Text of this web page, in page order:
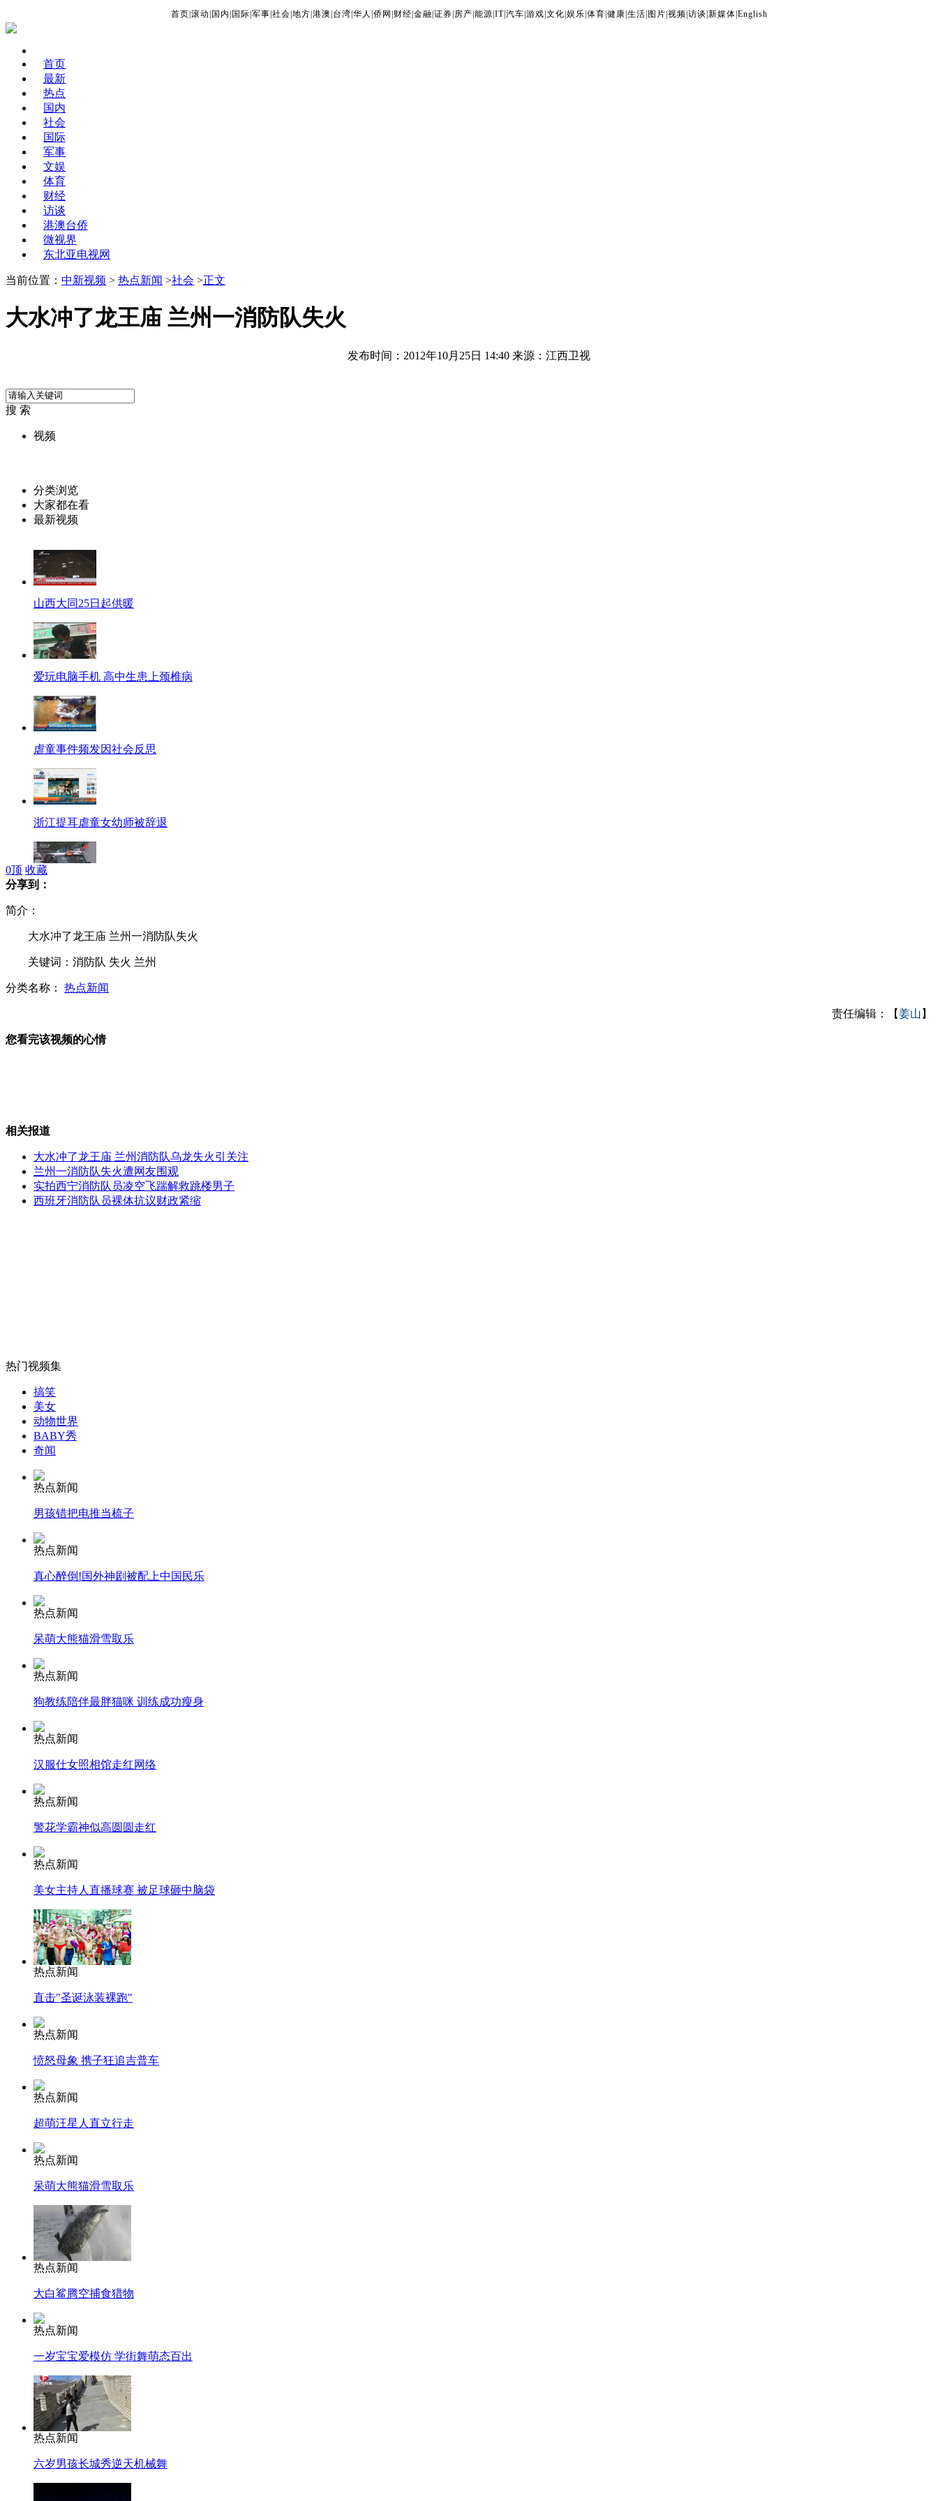
首页 滚动 国内 国际 军事 社会 地方 港澳 台湾 华人 侨网 财经 金融 证券 房产 能源 IT| 汽车 游戏 文化 娱乐 体育 健康 生活 图片 视频 访谈 新媒体 English
首页
最新
热点
国内
社会
国际
军事
文娱
体育
财经
访谈
港澳台侨
微视界
东北亚电视网
当前位置： 中新视频 > 热点新闻 >社会 >正文
大水冲了龙王庙 兰州一消防队失火
发布时间：2012年10月25日 14:40 来源：江西卫视
搜 索
视频
分类浏览
大家都在看
最新视频
山西大同25日起供暖
爱玩电脑手机 高中生患上颈椎病
虐童事件频发因社会反思
浙江提耳虐童女幼师被辞退
温州一小学曝"天价班费" 1个月开销超万元
刘欢退出“好声音” 称只想做精品
小沈阳被传沈阳开酒吧装修砸200万
美军化学大队时隔九年重回韩国
外交部：反对强权政治霸凌主义
外交部：有关国家言论片面不公正
安徽一实载49人客车翻车
走！跟着总书记去植树
纽约上演“枕头大战”
0顶 收藏
分享到：
简介：
大水冲了龙王庙 兰州一消防队失火
关键词：消防队 失火 兰州
分类名称： 热点新闻
责任编辑：【姜山 】
您看完该视频的心情
相关报道
大水冲了龙王庙 兰州消防队乌龙失火引关注
兰州一消防队失火遭网友围观
实拍西宁消防队员凌空飞踹解救跳楼男子
西班牙消防队员裸体抗议财政紧缩
热门视频集
搞笑
美女
动物世界
BABY秀
奇闻
热点新闻
男孩错把电推当梳子
热点新闻
真心醉倒!国外神剧被配上中国民乐
热点新闻
呆萌大熊猫滑雪取乐
热点新闻
狗教练陪伴最胖猫咪 训练成功瘦身
热点新闻
汉服仕女照相馆走红网络
热点新闻
警花学霸神似高圆圆走红
热点新闻
美女主持人直播球赛 被足球砸中脑袋
热点新闻
直击"圣诞泳装裸跑"
热点新闻
愤怒母象 携子狂追吉普车
热点新闻
超萌汪星人直立行走
热点新闻
呆萌大熊猫滑雪取乐
热点新闻
大白鲨腾空捕食猎物
热点新闻
一岁宝宝爱模仿 学街舞萌态百出
热点新闻
六岁男孩长城秀逆天机械舞